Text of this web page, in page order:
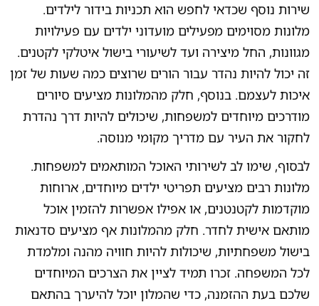
שירות נוסף שכדאי לחפש הוא תכניות בידור לילדים.
מלונות מסוימים מפעילים מועדוני ילדים עם פעילויות
מגוונות, החל מיצירה ועד לשיעורי בישול איטלקי לקטנים.
זה יכול להיות נהדר עבור הורים שרוצים כמה שעות של זמן
איכות לעצמם. בנוסף, חלק מהמלונות מציעים סיורים
מודרכים מיוחדים למשפחות, שיכולים להיות דרך נהדרת
לחקור את העיר עם מדריך מקומי מנוסה.
לבסוף, שימו לב לשירותי האוכל המותאמים למשפחות.
מלונות רבים מציעים תפריטי ילדים מיוחדים, ארוחות
מוקדמות לקטנטנים, או אפילו אפשרות להזמין אוכל
מותאם אישית לחדר. חלק מהמלונות אף מציעים סדנאות
בישול משפחתיות, שיכולות להיות חוויה מהנה ומלמדת
לכל המשפחה. זכרו תמיד לציין את הצרכים המיוחדים
שלכם בעת ההזמנה, כדי שהמלון יוכל להיערך בהתאם